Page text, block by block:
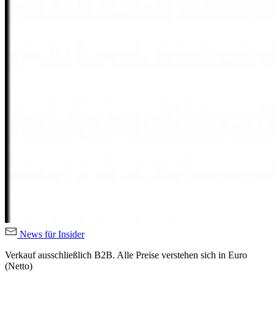
News für Insider
Verkauf ausschließlich B2B. Alle Preise verstehen sich in Euro
(Netto)